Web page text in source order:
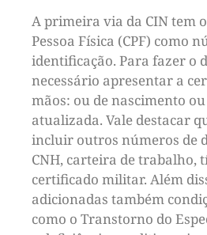
A primeira via da CIN tem
Pessoa Física (CPF) como
identificação. Para fazer o
necessário apresentar a
mãos: ou de nascimento
atualizada. Vale destacar
incluir outros números de
CNH, carteira de trabalho,
certificado militar. Além
adicionadas também
como o Transtorno do